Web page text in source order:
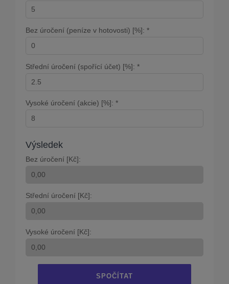
Bez úročení (peníze v hotovosti) [%]: *
Střední úročení (spořící účet) [%]: *
Vysoké úročení (akcie) [%]: *
Výsledek
Bez úročení [Kč]:
Střední úročení [Kč]:
Vysoké úročení [Kč]:
SPOČÍTAT